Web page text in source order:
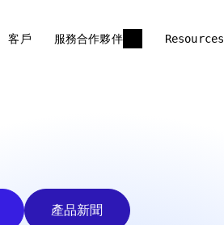
客戶 服務合作夥伴 Resources
產品新聞